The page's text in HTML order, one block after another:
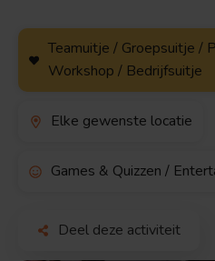
Teamuitje / Groepsuitje /
Workshop / Bedrijfsuitje
Elke gewenste locatie
Games & Quizzen /
Deel deze activiteit